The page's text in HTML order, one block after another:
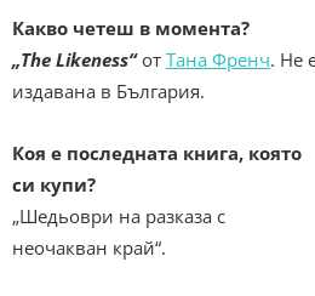
Какво четеш в момента?
„The Likeness“от Тана Френч. Не
издавана в България.
Коя е последната книга, която
си купи?
„Шедьоври на разказа с
неочакван край“.